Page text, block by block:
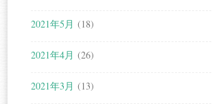
2021年5月 (18)
2021年4月 (26)
2021年3月 (13)